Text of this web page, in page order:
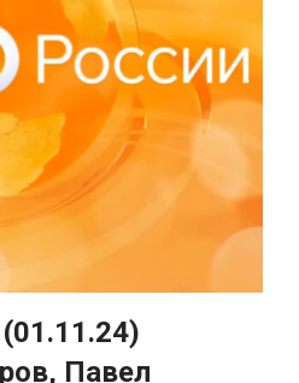
Павел